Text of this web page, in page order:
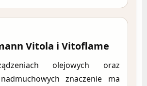
Vitola i Vitoflame
olejowych oraz
znaczenie ma